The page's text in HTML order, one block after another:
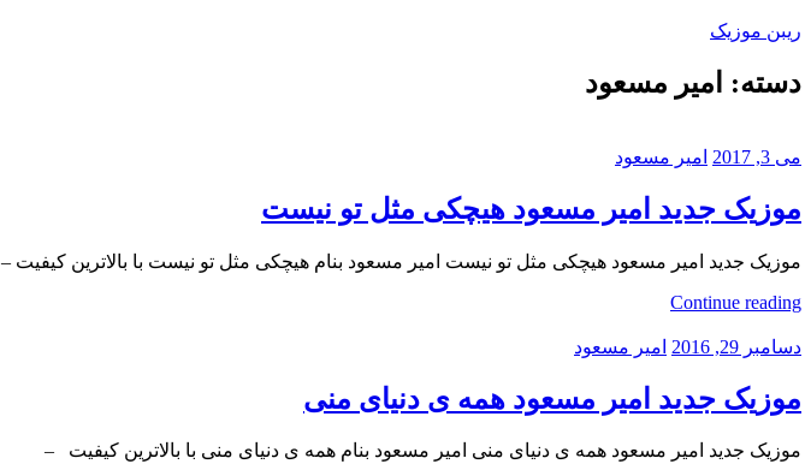
Skip
ریبن موزیک
دانلود
دسته: امیر مسعود
می 3, 2017 امیر مسعود
موزیک جدید امیر مسعود هیچکی مثل تو نیست
موزیک جدید امیر مسعود هیچکی مثل تو نیست امیر مسعود بنام هیچکی مثل تو نیست با بالاترین کیفیت – Hichki
Continue reading
دسامبر 29, 2016 امیر مسعود
موزیک جدید امیر مسعود همه ی دنیای منی
موزیک جدید امیر مسعود همه ی دنیای منی امیر مسعود بنام همه ی دنیای منی با بالاترین کیفیت –